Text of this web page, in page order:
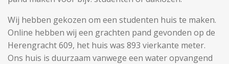
Wij hebben gekozen om een studenten huis te maken.
Online hebben wij een grachten pand gevonden op de
Herengracht 609, het huis was 893 vierkante meter.
Ons huis is duurzaam vanwege een water opvangend